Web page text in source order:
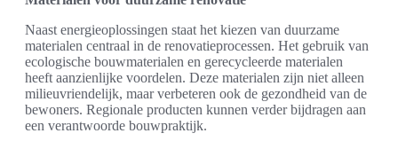
Naast energieoplossingen staat het kiezen van duurzame
materialen centraal in de renovatieprocessen. Het gebruik van
ecologische bouwmaterialen en gerecycleerde materialen
heeft aanzienlijke voordelen. Deze materialen zijn niet alleen
milieuvriendelijk, maar verbeteren ook de gezondheid van de
bewoners. Regionale producten kunnen verder bijdragen aan
een verantwoorde bouwpraktijk.